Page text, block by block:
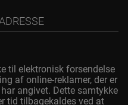
til elektronisk forsendelse
af online-reklamer, der er
angivet. Dette samtykke
tid tilbagekaldes ved at